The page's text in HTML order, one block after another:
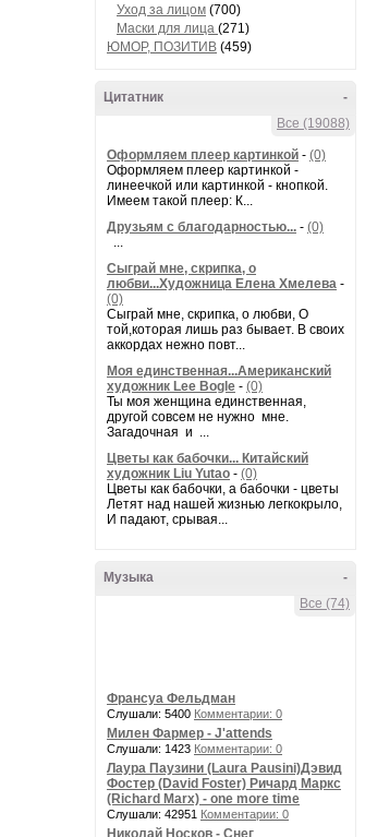
Уход за лицом (700)
Маски для лица (271)
ЮМОР, ПОЗИТИВ (459)
-
Цитатник
Все (19088)
Оформляем плеер картинкой - (0)
Оформляем плеер картинкой -
линеечкой или картинкой - кнопкой.
Имеем такой плеер: К...
Друзьям с благодарностью... - (0)
...
Сыграй мне, скрипка, о
любви...Художница Елена Хмелева -
(0)
Сыграй мне, скрипка, о любви, О
той,которая лишь раз бывает. В своих
аккордах нежно повт...
Моя единственная...Американский
художник Lee Bogle - (0)
Ты моя женщина единственная,
другой совсем не нужно мне.
Загадочная и ...
Цветы как бабочки... Китайский
художник Liu Yutao - (0)
Цветы как бабочки, а бабочки - цветы
Летят над нашей жизнью легкокрыло,
И падают, срывая...
-
Музыка
Все (74)
Франсуа Фельдман
Слушали: 5400 Комментарии: 0
Милен Фармер - J'attends
Слушали: 1423 Комментарии: 0
Лаура Паузини (Laura Pausini)Дэвид
Фостер (David Foster) Ричард Маркс
(Richard Marx) - one more time
Слушали: 42951 Комментарии: 0
Николай Носков - Снег